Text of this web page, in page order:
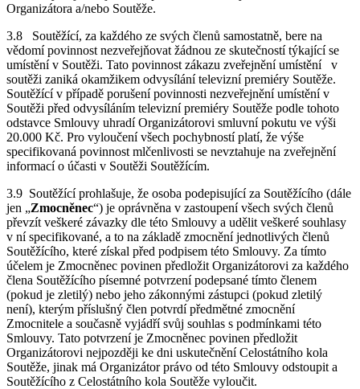
Organizátora a/nebo Soutěže.
3.8 Soutěžící, za každého ze svých členů samostatně, bere na
vědomí povinnost nezveřejňovat žádnou ze skutečností týkající se
umístění v Soutěži. Tato povinnost zákazu zveřejnění umístění v
soutěži zaniká okamžikem odvysílání televizní premiéry Soutěže.
Soutěžící v případě porušení povinnosti nezveřejnění umístění v
Soutěži před odvysíláním televizní premiéry Soutěže podle tohoto
odstavce Smlouvy uhradí Organizátorovi smluvní pokutu ve výši
20.000 Kč. Pro vyloučení všech pochybností platí, že výše
specifikovaná povinnost mlčenlivosti se nevztahuje na zveřejnění
informací o účasti v Soutěži Soutěžícím.
3.9 Soutěžící prohlašuje, že osoba podepisující za Soutěžícího (dále
jen „Zmocněnec“) je oprávněna v zastoupení všech svých členů
převzít veškeré závazky dle této Smlouvy a udělit veškeré souhlasy
v ní specifikované, a to na základě zmocnění jednotlivých členů
Soutěžícího, které získal před podpisem této Smlouvy. Za tímto
účelem je Zmocněnec povinen předložit Organizátorovi za každého
člena Soutěžícího písemné potvrzení podepsané tímto členem
(pokud je zletilý) nebo jeho zákonnými zástupci (pokud zletilý
není), kterým příslušný člen potvrdí předmětné zmocnění
Zmocnitele a současně vyjádří svůj souhlas s podmínkami této
Smlouvy. Tato potvrzení je Zmocněnec povinen předložit
Organizátorovi nejpozději ke dni uskutečnění Celostátního kola
Soutěže, jinak má Organizátor právo od této Smlouvy odstoupit a
Soutěžícího z Celostátního kola Soutěže vyloučit.